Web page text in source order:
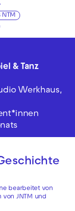
.
NTM
& Tanz
Werkhaus,
bearbeitet von
von JNTM und